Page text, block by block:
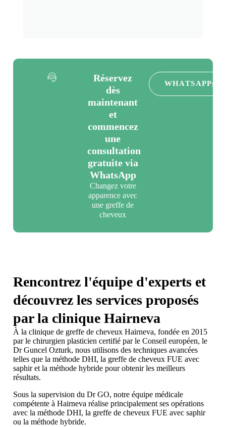
Réservez
dès
maintenant
et
commencez
une
consultation
gratuite via
WhatsApp
Changez votre
apparence avec
une greffe de
cheveux
WHATSAPP
Rencontrez l'équipe d'experts et
découvrez les services proposés
par la clinique Hairneva
À la clinique de greffe de cheveux Hairneva, fondée en 2015
par le chirurgien plasticien certifié par le Conseil européen, le
Dr Guncel Ozturk, nous utilisons des techniques avancées
telles que la méthode DHI, la greffe de cheveux FUE avec
saphir et la méthode hybride pour obtenir les meilleurs
résultats.
Sous la supervision du Dr GO, notre équipe médicale
compétente à Hairneva réalise principalement ses opérations
avec la méthode DHI, la greffe de cheveux FUE avec saphir
ou la méthode hybride.